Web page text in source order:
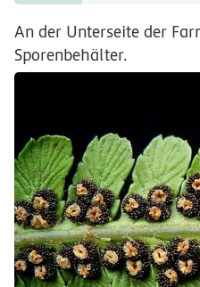
An der Unterseite der
Sporenbehälter.